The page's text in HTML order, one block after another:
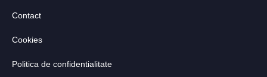
Contact
Cookies
Politica de confidentialitate